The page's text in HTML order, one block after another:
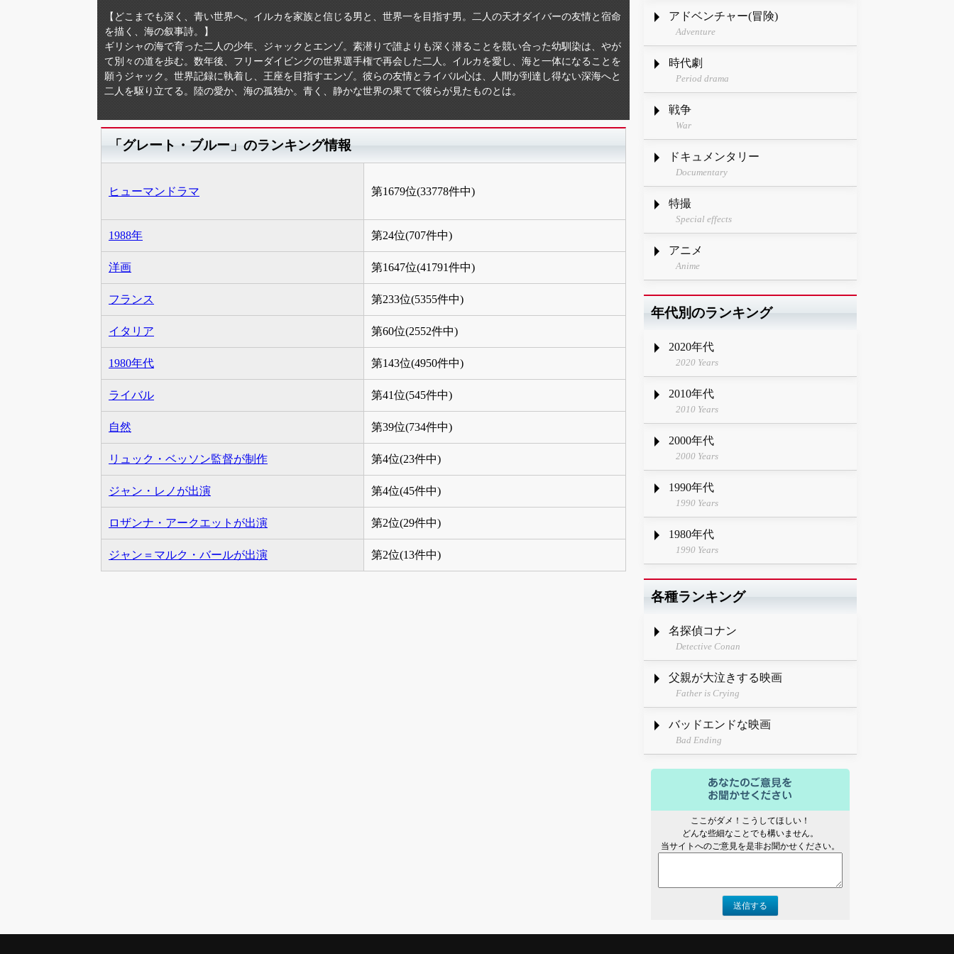
【どこまでも深く、青い世界へ。イルカを家族と信じる男と、世界一を目指す男。二人の天才ダイバーの友情と宿命
を描く、海の叙事詩。】
ギリシャの海で育った二人の少年、ジャックとエンゾ。素潜りで誰よりも深く潜ることを競い合った幼馴染は、やが
て別々の道を歩む。数年後、フリーダイビングの世界選手権で再会した二人。イルカを愛し、海と一体になることを
願うジャック。世界記録に執着し、王座を目指すエンゾ。彼らの友情とライバル心は、人間が到達し得ない深海へと
二人を駆り立てる。陸の愛か、海の孤独か。青く、静かな世界の果てで彼らが見たものとは。
「グレート・ブルー」のランキング情報
ヒューマンドラマ 第1679位(33778件中)
1988年 第24位(707件中)
洋画 第1647位(41791件中)
フランス 第233位(5355件中)
イタリア 第60位(2552件中)
1980年代 第143位(4950件中)
ライバル 第41位(545件中)
自然 第39位(734件中)
リュック・ベッソン監督が制作 第4位(23件中)
ジャン・レノが出演 第4位(45件中)
ロザンナ・アークエットが出演 第2位(29件中)
ジャン＝マルク・バールが出演 第2位(13件中)
アドベンチャー(冒険)
Adventure
時代劇
Period drama
戦争
War
ドキュメンタリー
Documentary
特撮
Special effects
アニメ
Anime
年代別のランキング
2020年代
2020 Years
2010年代
2010 Years
2000年代
2000 Years
1990年代
1990 Years
1980年代
1990 Years
各種ランキング
名探偵コナン
Detective Conan
父親が大泣きする映画
Father is Crying
バッドエンドな映画
Bad Ending
ここがダメ！こうしてほしい！
どんな些細なことでも構いません。
当サイトへのご意見を是非お聞かせください。
送信する